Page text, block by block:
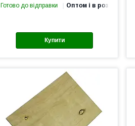
Готово до відправки Оптом і в роздріб
Купити